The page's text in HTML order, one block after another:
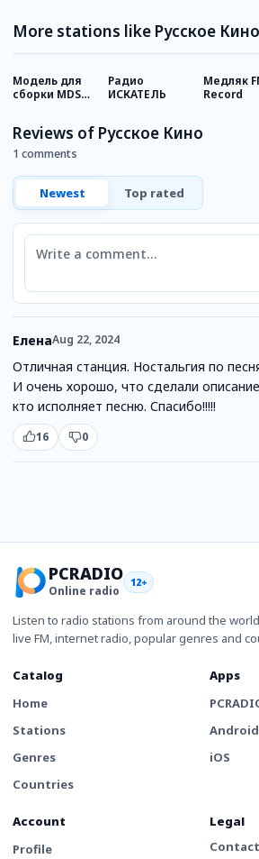
More stations like Русское Кино
Модель для
сборки MDS
Радио
ИСКАТЕЛЬ
Медляк
Record
Reviews of Русское Кино
1 comments
Newest Top rated
Comment
ЕленаAug 22, 2024
Отличная станция. Ностальгия по
И очень хорошо, что сделали
кто исполняет песню. Спасибо!!!!!
16 0
PCRADIO
Online radio
12+
Listen to radio stations from around the
live FM, internet radio, popular genres and
Catalog
Home
Stations
Genres
Countries
Apps
Android
iOS
Account
Profile
Legal
Contact